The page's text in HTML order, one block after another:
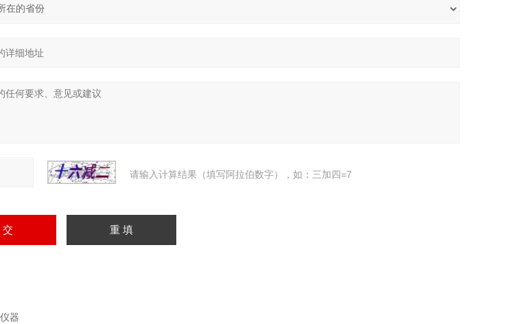
请输入计算结果（填写阿拉伯数字），如：三加四=7
器